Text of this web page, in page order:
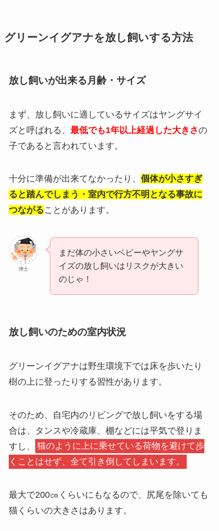
グリーンイグアナを放し飼いする方法
放し飼いが出来る月齢・サイズ
まず、放し飼いに適しているサイズはヤングサイ
ズと呼ばれる、 最低でも1年以上経過した大きさの
子であると言われています。
十分に準備が出来てなかったり、 個体が小さすぎ
ると踏んでしまう・室内で行方不明となる事故に
つながることがあります。
博士
まだ体の小さいベビーやヤングサ
イズの放し飼いはリスクが大きい
のじゃ！
放し飼いのための室内状況
グリーンイグアナは野生環境下では床を歩いたり
樹の上に登ったりする習性があります。
そのため、自宅内のリビングで放し飼いをする場
合は、タンスや冷蔵庫、棚などには平気で登りま
すし、
猫のように上に乗せている荷物を避けて歩
くことはせず、全て引き倒してしまいます。
最大で200㎝くらいにもなるので、尻尾を除いても
猫くらいの大きさはあります。